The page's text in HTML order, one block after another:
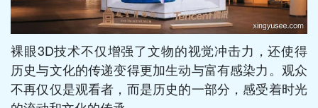
裸眼3D技术不仅增强了文物的视觉冲击力，还使得
历史与文化的传递变得更加生动与富有感染力。观众
不再仅仅是观看者，而是历史的一部分，感受着时光